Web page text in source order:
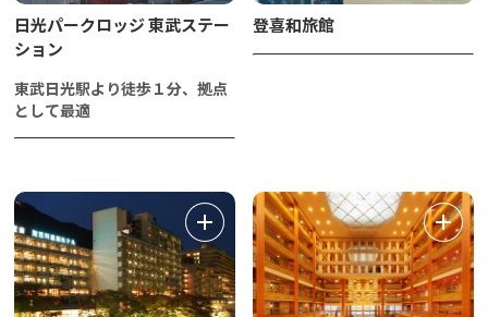
日光パークロッジ 東武ステー
ション
東武日光駅より徒歩１分、拠点
として最適
登喜和旅館